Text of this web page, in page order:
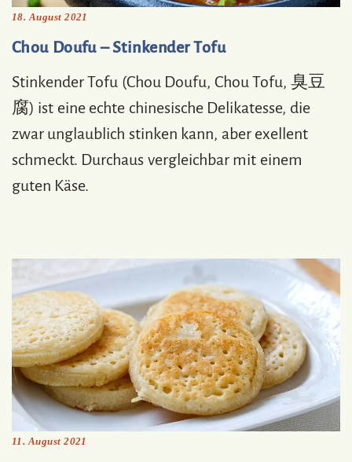
18. August 2021
Chou Doufu – Stinkender Tofu
Stinkender Tofu (Chou Doufu, Chou Tofu, 臭豆
腐) ist eine echte chinesische Delikatesse, die
zwar unglaublich stinken kann, aber exellent
schmeckt. Durchaus vergleichbar mit einem
guten Käse.
11. August 2021